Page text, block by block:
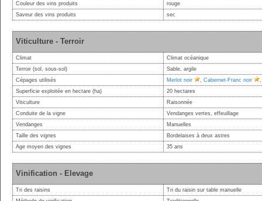
Couleur des vins produits
rouge
Saveur des vins produits
sec
Viticulture - Terroir
Climat
Climat océanique
Terroir (sol, sous-sol)
Sable, argile
Cépages utilisés
Merlot noir , Cabernet-Franc noir
Superficie exploitée en hectare (ha)
20 hectares
Viticulture
Raisonnée
Conduite de la vigne
Vendanges vertes, effeuillage
Vendanges
Manuelles
Taille des vignes
Bordelaises à deux astres
Age moyen des vignes
35 ans
Vinification - Elevage
Tri des raisins
Tri du raisin sur table manuelle